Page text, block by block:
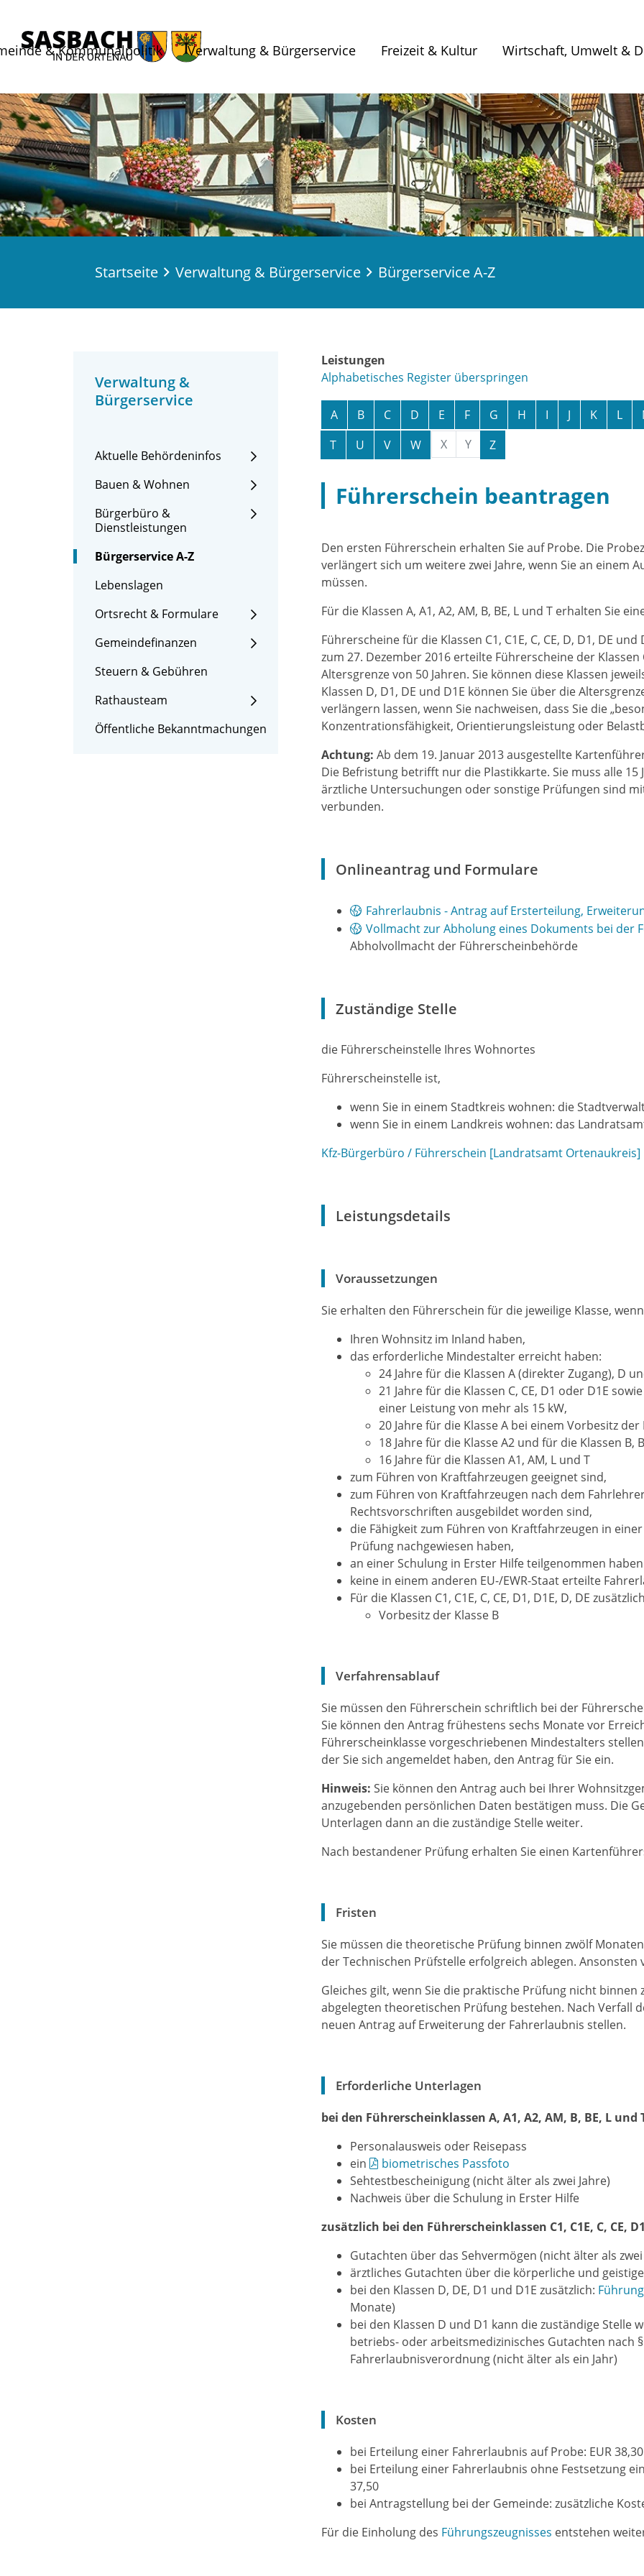
& Kommunalpolitik Verwaltung & Bürgerservice Freizeit & Kultur Wirtschaft, Umwelt &
Startseite Verwaltung & Bürgerservice Bürgerservice A-Z
Verwaltung &
Bürgerservice
Aktuelle Behördeninfos
Bauen & Wohnen
Bürgerbüro &
Dienstleistungen
Bürgerservice A-Z
Lebenslagen
Ortsrecht & Formulare
Gemeindefinanzen
Steuern & Gebühren
Rathausteam
Öffentliche Bekanntmachungen
Leistungen
Alphabetisches Register überspringen
A B C D E F G H I J K L
T
U V W X Y Z
Führerschein beantragen
Den ersten Führerschein erhalten Sie auf Probe. Die
verlängert sich um weitere zwei Jahre, wenn Sie an einem
müssen.
Für die Klassen A, A1, A2, AM, B, BE, L und T erhalten Sie
Führerscheine für die Klassen C1, C1E, C, CE, D, D1, DE
zum 27. Dezember 2016 erteilte Führerscheine der Klassen
Altersgrenze von 50 Jahren. Sie können diese Klassen
Klassen D, D1, DE und D1E können Sie über die
verlängern lassen, wenn Sie nachweisen, dass Sie die
Konzentrationsfähigkeit, Orientierungsleistung oder
Achtung: Ab dem 19. Januar 2013 ausgestellte
Die Befristung betrifft nur die Plastikkarte. Sie muss alle
ärztliche Untersuchungen oder sonstige Prüfungen sind
verbunden.
Onlineantrag und Formulare
Fahrerlaubnis - Antrag auf Ersterteilung,
Vollmacht zur Abholung eines Dokuments bei der
Abholvollmacht der Führerscheinbehörde
Zuständige Stelle
die Führerscheinstelle Ihres Wohnortes
Führerscheinstelle ist,
wenn Sie in einem Stadtkreis wohnen: die
wenn Sie in einem Landkreis wohnen: das
Kfz-Bürgerbüro / Führerschein [Landratsamt Ortenaukreis]
Leistungsdetails
Voraussetzungen
Sie erhalten den Führerschein für die jeweilige Klasse,
Ihren Wohnsitz im Inland haben,
das erforderliche Mindestalter erreicht haben:
24 Jahre für die Klassen A (direkter Zugang), D
21 Jahre für die Klassen C, CE, D1 oder D1E
einer Leistung von mehr als 15 kW,
20 Jahre für die Klasse A bei einem Vorbesitz
18 Jahre für die Klasse A2 und für die Klassen B,
16 Jahre für die Klassen A1, AM, L und T
zum Führen von Kraftfahrzeugen geeignet sind,
zum Führen von Kraftfahrzeugen nach dem
Rechtsvorschriften ausgebildet worden sind,
die Fähigkeit zum Führen von Kraftfahrzeugen in
Prüfung nachgewiesen haben,
an einer Schulung in Erster Hilfe teilgenommen
keine in einem anderen EU-/EWR-Staat erteilte
Für die Klassen C1, C1E, C, CE, D1, D1E, D, DE zusätzlich
Vorbesitz der Klasse B
Verfahrensablauf
Sie müssen den Führerschein schriftlich bei der
Sie können den Antrag frühestens sechs Monate vor
Führerscheinklasse vorgeschriebenen Mindestalters
der Sie sich angemeldet haben, den Antrag für Sie ein.
Hinweis: Sie können den Antrag auch bei Ihrer
anzugebenden persönlichen Daten bestätigen muss. Die
Unterlagen dann an die zuständige Stelle weiter.
Nach bestandener Prüfung erhalten Sie einen
Fristen
Sie müssen die theoretische Prüfung binnen zwölf
der Technischen Prüfstelle erfolgreich ablegen.
Gleiches gilt, wenn Sie die praktische Prüfung nicht
abgelegten theoretischen Prüfung bestehen. Nach Verfall
neuen Antrag auf Erweiterung der Fahrerlaubnis stellen.
Erforderliche Unterlagen
bei den Führerscheinklassen A, A1, A2, AM, B, BE, L und
Personalausweis oder Reisepass
ein
biometrisches Passfoto
Sehtestbescheinigung (nicht älter als zwei Jahre)
Nachweis über die Schulung in Erster Hilfe
zusätzlich bei den Führerscheinklassen C1, C1E, C, CE,
Gutachten über das Sehvermögen (nicht älter als zwei
ärztliches Gutachten über die körperliche und
bei den Klassen D, DE, D1 und D1E zusätzlich:
Monate)
bei den Klassen D und D1 kann die zuständige Stelle
betriebs- oder arbeitsmedizinisches Gutachten nach §
Fahrerlaubnisverordnung (nicht älter als ein Jahr)
Kosten
bei Erteilung einer Fahrerlaubnis auf Probe: EUR 38,30
bei Erteilung einer Fahrerlaubnis ohne Festsetzung
37,50
bei Antragstellung bei der Gemeinde: zusätzliche
Für die Einholung des Führungszeugnisses entstehen